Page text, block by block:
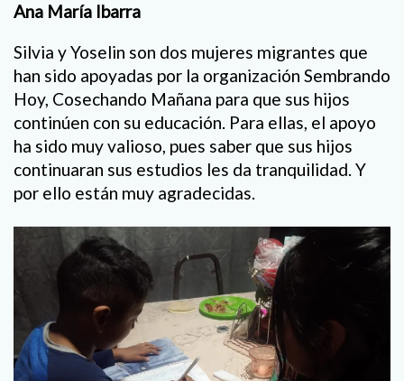
Ana María Ibarra
Silvia y Yoselin son dos mujeres migrantes que
han sido apoyadas por la organización Sembrando
Hoy, Cosechando Mañana para que sus hijos
continúen con su educación. Para ellas, el apoyo
ha sido muy valioso, pues saber que sus hijos
continuaran sus estudios les da tranquilidad. Y
por ello están muy agradecidas.